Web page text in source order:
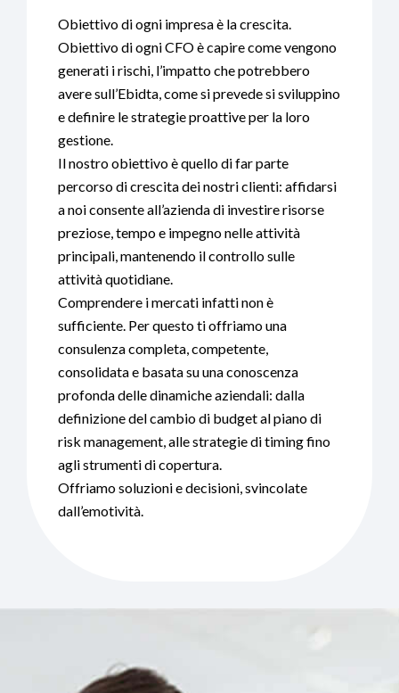
Obiettivo di ogni impresa è la crescita.
Obiettivo di ogni CFO è capire come vengono
generati i rischi, l’impatto che potrebbero
avere sull’Ebidta, come si prevede si sviluppino
e definire le strategie proattive per la loro
gestione.
Il nostro obiettivo è quello di far parte
percorso di crescita dei nostri clienti: affidarsi
a noi consente all’azienda di investire risorse
preziose, tempo e impegno nelle attività
principali, mantenendo il controllo sulle
attività quotidiane.
Comprendere i mercati infatti non è
sufficiente. Per questo ti offriamo una
consulenza completa, competente,
consolidata e basata su una conoscenza
profonda delle dinamiche aziendali: dalla
definizione del cambio di budget al piano di
risk management, alle strategie di timing fino
agli strumenti di copertura.
Offriamo soluzioni e decisioni, svincolate
dall’emotività.